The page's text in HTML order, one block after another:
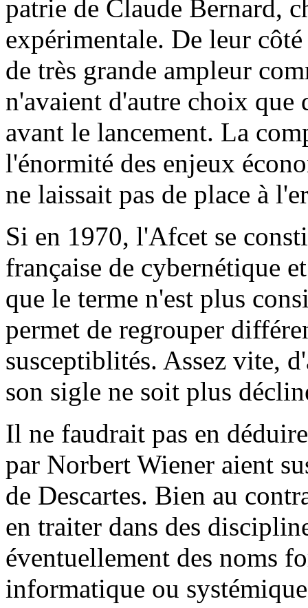
patrie de Claude Bernard,
expérimentale. De leur
de très grande ampleur
n'avaient d'autre choix
avant le lancement. La
l'énormité des enjeux
ne laissait pas de place à
Si en 1970, l'Afcet se
française de cybernétique
que le terme n'est plus
permet de regrouper
susceptiblités. Assez vite,
son sigle ne soit plus
Il ne faudrait pas en
par Norbert Wiener aient
de Descartes. Bien au
en traiter dans des
éventuellement des noms
informatique ou